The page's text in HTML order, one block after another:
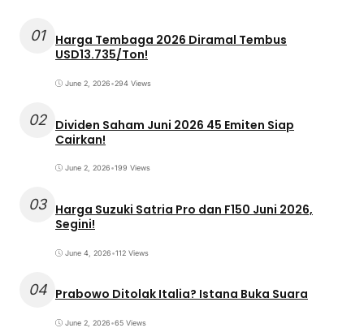
01
Harga Tembaga 2026 Diramal Tembus
USD13.735/Ton!
June 2, 2026•294 Views
02 Dividen Saham Juni 2026 45 Emiten Siap
Cairkan!
June 2, 2026•199 Views
03 Harga Suzuki Satria Pro dan F150 Juni 2026,
Segini!
June 4, 2026•112 Views
04 Prabowo Ditolak Italia? Istana Buka Suara
June 2, 2026•65 Views